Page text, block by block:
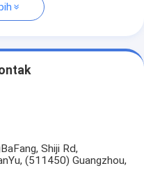
Shiji Rd,
(511450) Guangzhou,